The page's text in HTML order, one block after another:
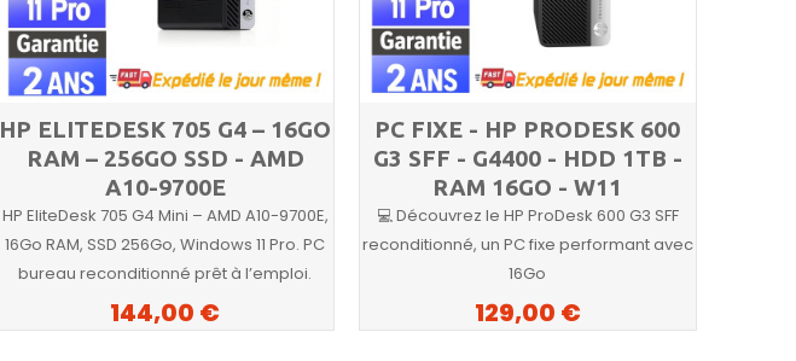
HP ELITEDESK 705 G4 – 16GO
RAM – 256GO SSD - AMD
A10-9700E
HP EliteDesk 705 G4 Mini – AMD A10-9700E,
16Go RAM, SSD 256Go, Windows 11 Pro. PC
bureau reconditionné prêt à l’emploi.
144,00 €
PC FIXE - HP PRODESK 600
G3 SFF - G4400 - HDD 1TB -
RAM 16GO - W11
💻 Découvrez le HP ProDesk 600 G3 SFF
reconditionné, un PC fixe performant avec
16Go
129,00 €